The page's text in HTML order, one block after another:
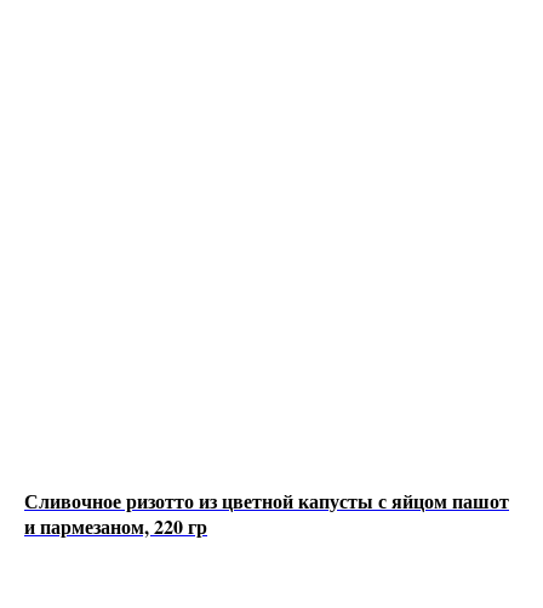
Сливочное ризотто из цветной капусты с яйцом пашот
и пармезаном, 220 гр